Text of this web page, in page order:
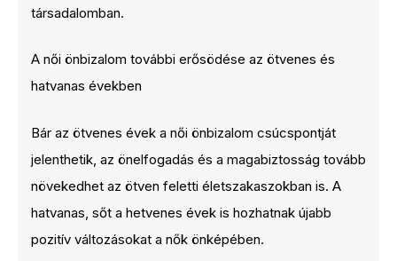
társadalomban.
A női önbizalom további erősödése az ötvenes és
hatvanas években
Bár az ötvenes évek a női önbizalom csúcspontját
jelenthetik, az önelfogadás és a magabiztosság tovább
növekedhet az ötven feletti életszakaszokban is. A
hatvanas, sőt a hetvenes évek is hozhatnak újabb
pozitív változásokat a nők önképében.